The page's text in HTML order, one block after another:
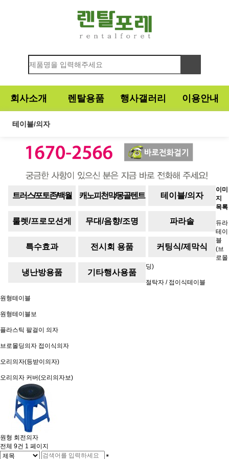
회사소개 렌탈용품 행사갤러리 이용안내
테이블/의자
트러스/포토존/백월 캐노피천막/몽골텐트 테이블/의자
룰렛/프로모션게
임기
무대/음향/조명 파라솔
특수효과 전시회 용품 커팅식/제막식
냉난방용품 기타행사용품
이미
지
목록
듀라
테이
블
(브
로몰
딩)
절탁자 / 접이식테이블
원형테이블
원형테이블보
플라스틱 팔걸이 의자
브로몰딩의자 접이식의자
오리의자(등받이의자)
오리의자 커버(오리의자보)
원형 회전의자
전체 9건 1 페이지